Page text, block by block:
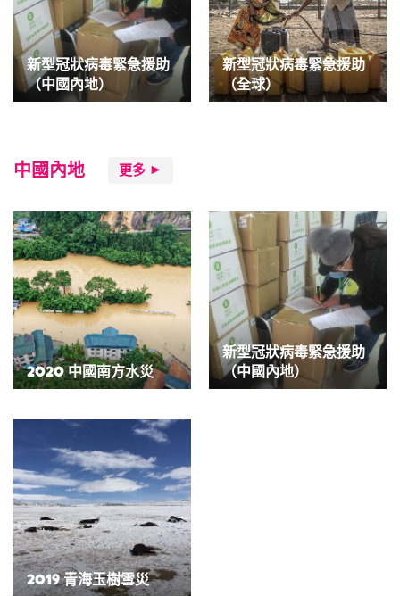
新型冠狀病毒緊急援助
（中國內地）
新型冠狀病毒緊急援助
（全球）
中國內地 更多
2020 中國南方水災
新型冠狀病毒緊急援助
（中國內地）
2019 青海玉樹雪災